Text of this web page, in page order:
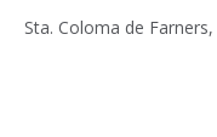
Sta. Coloma de